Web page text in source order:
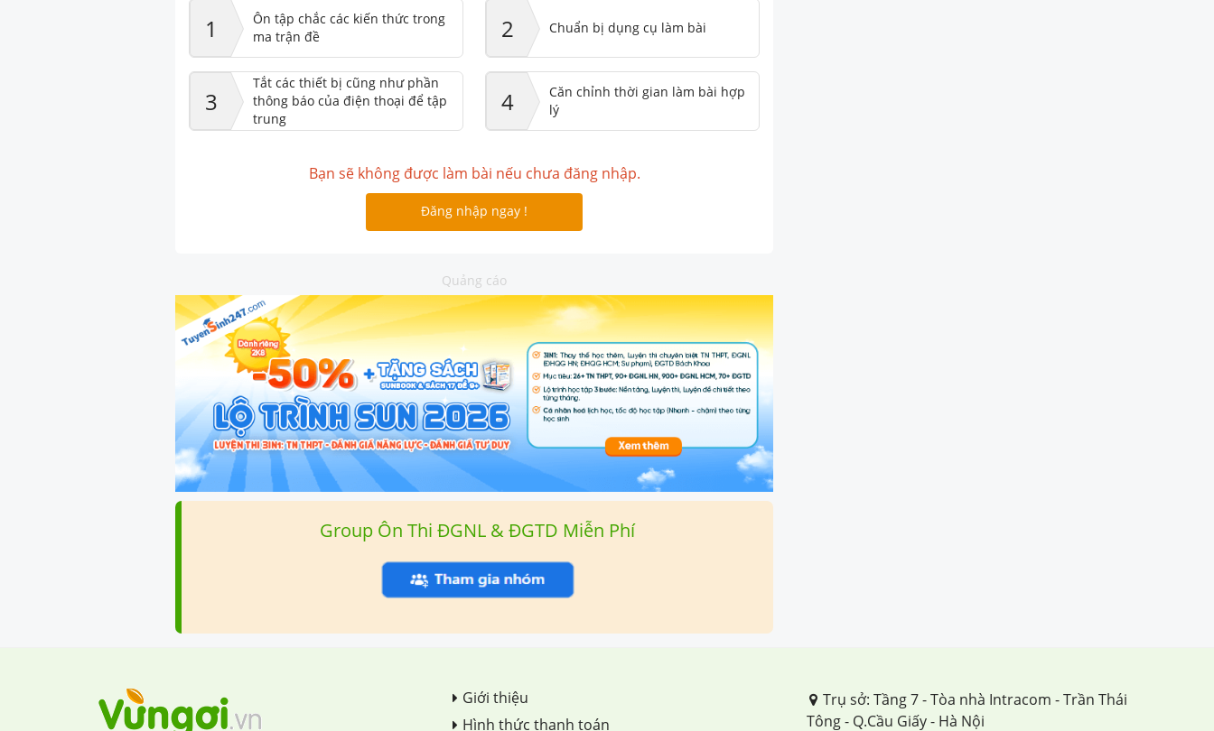
1
Ôn tập chắc các kiến thức trong
ma trận đề
2 Chuẩn bị dụng cụ làm bài
3
Tắt các thiết bị cũng như phần
thông báo của điện thoại để tập
trung
4
Căn chỉnh thời gian làm bài hợp
lý
Bạn sẽ không được làm bài nếu chưa đăng nhập.
Đăng nhập ngay !
Quảng cáo
Group Ôn Thi ĐGNL & ĐGTD Miễn Phí
Giới thiệu
Hình thức thanh toán
Trụ sở: Tầng 7 - Tòa nhà Intracom - Trần Thái
Tông - Q.Cầu Giấy - Hà Nội